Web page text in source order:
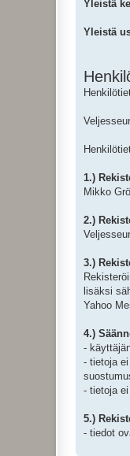
Yleistä
Yleistä
1.)
Mikko
2.)
3.)
lisäksi
Yahoo
4.)
-
- tietoja
- tietoja
5.)
- tiedot